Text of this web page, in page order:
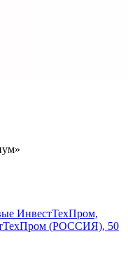
ИнвестТехПром,
(РОССИЯ), 50